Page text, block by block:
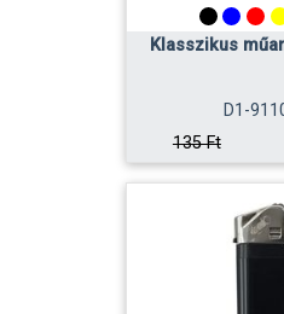
Klasszikus
D1-
135 Ft